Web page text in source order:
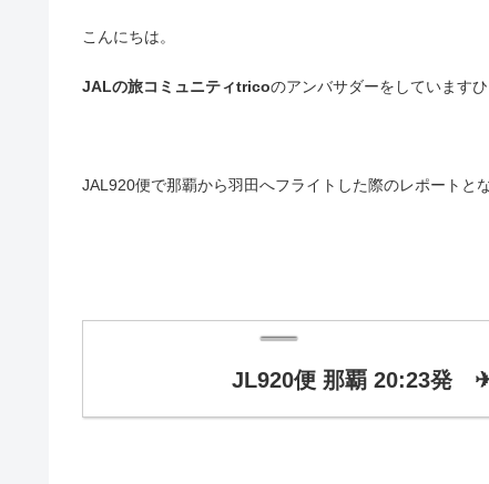
こんにちは。
JALの旅コミュニティtricoのアンバサダーをしていますひ
JAL920便で那覇から羽田へフライトした際のレポートとな
JL920便 那覇 20:23発